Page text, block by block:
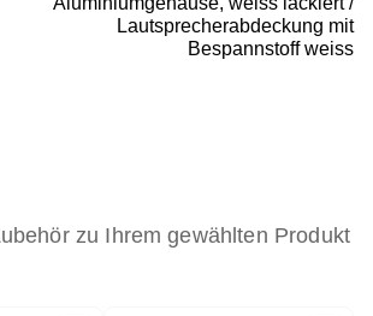
Lautsprecherabdeckung mit
Bespannstoff weiss
zu Ihrem gewählten Produkt